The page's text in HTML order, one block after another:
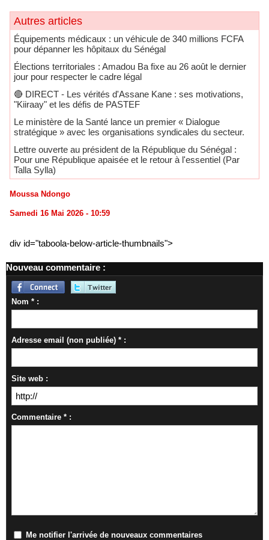
Autres articles
Équipements médicaux : un véhicule de 340 millions FCFA
pour dépanner les hôpitaux du Sénégal
Élections territoriales : Amadou Ba fixe au 26 août le dernier
jour pour respecter le cadre légal
🔴​ DIRECT - Les vérités d'Assane Kane : ses motivations,
"Kiiraay" et les défis de PASTEF
Le ministère de la Santé lance un premier « Dialogue
stratégique » avec les organisations syndicales du secteur.
Lettre ouverte au président de la République du Sénégal :
Pour une République apaisée et le retour à l'essentiel (Par
Talla Sylla)
Moussa Ndongo
Samedi 16 Mai 2026 - 10:59
div id="taboola-below-article-thumbnails">
Nouveau commentaire :
Nom * :
Adresse email (non publiée) * :
Site web :
Commentaire * :
Me notifier l'arrivée de nouveaux commentaires